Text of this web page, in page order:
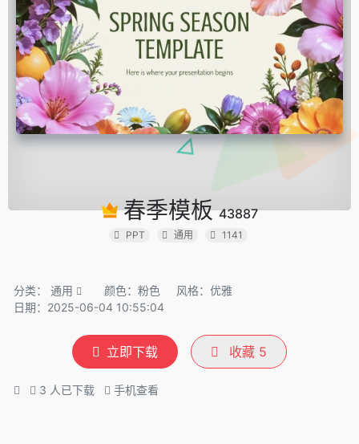
春季模板43887
PPT 通用 1141
分类： 通用 颜色：粉色
风格：优雅
日期：2025-06-04 10:55:04
立即下载 收藏 5
3 人已下载 手机查看